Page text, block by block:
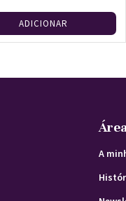
ADICIONAR
A